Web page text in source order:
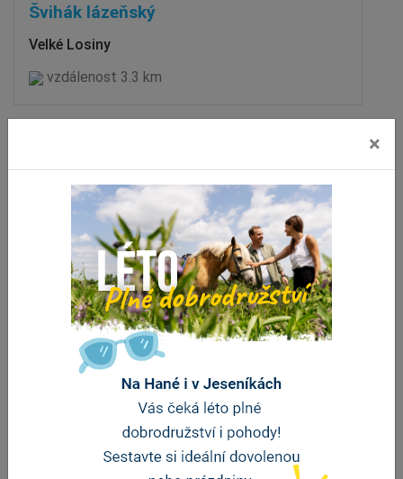
Švihák lázeňský
Velké Losiny
vzdálenost 3.3 km
Stravování
×